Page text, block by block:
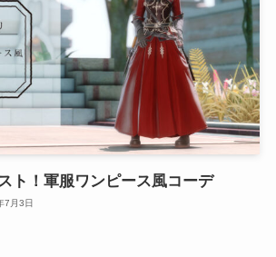
ト！軍服ワンピース風コーデ
7月3日